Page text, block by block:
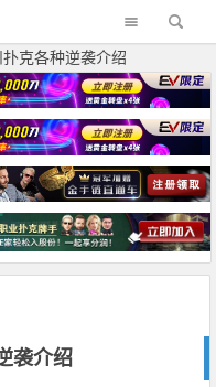
扑克各种逆袭介绍
袭介绍